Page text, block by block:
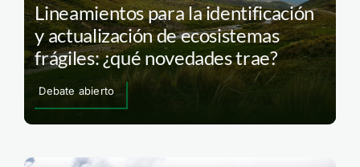
Lineamientos para la identificación
y actualización de ecosistemas
frágiles: ¿qué novedades trae?
Debate abierto